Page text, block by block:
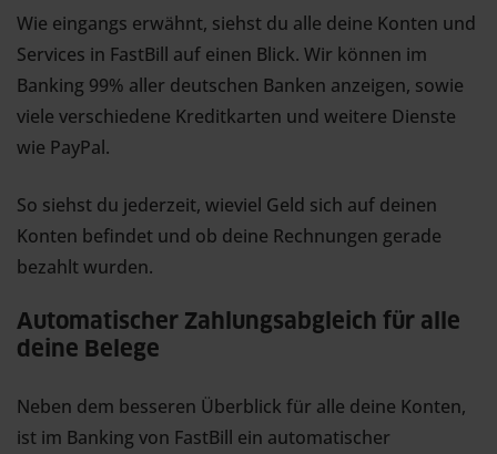
Wie eingangs erwähnt, siehst du alle deine Konten und
Services in FastBill auf einen Blick. Wir können im
Banking 99% aller deutschen Banken anzeigen, sowie
viele verschiedene Kreditkarten und weitere Dienste
wie PayPal.
So siehst du jederzeit, wieviel Geld sich auf deinen
Konten befindet und ob deine Rechnungen gerade
bezahlt wurden.
Automatischer Zahlungsabgleich für alle
deine Belege
Neben dem besseren Überblick für alle deine Konten,
ist im Banking von FastBill ein automatischer